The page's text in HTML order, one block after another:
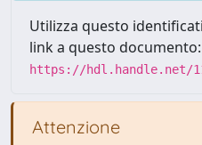
Utilizza questo
link a questo documento:
https://hdl.handle.net/
Attenzione